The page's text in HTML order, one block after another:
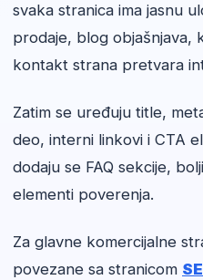
svaka stranica ima jasnu
prodaje, blog objašnjava,
kontakt strana pretvara
Zatim se uređuju title,
deo, interni linkovi i CTA
dodaju se FAQ sekcije,
elementi poverenja.
Za glavne komercijalne
povezane sa stranicom